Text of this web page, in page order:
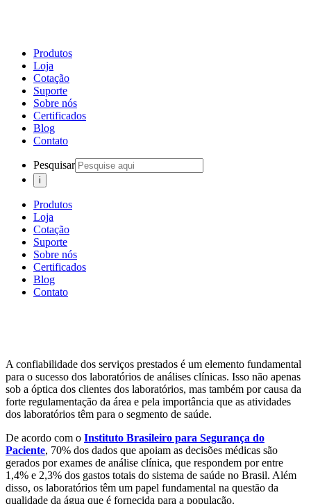
Produtos
Loja
Cotação
Suporte
Sobre nós
Certificados
Blog
Contato
Pesquisar
Produtos
Loja
Cotação
Suporte
Sobre nós
Certificados
Blog
Contato
A confiabilidade dos serviços prestados é um elemento fundamental
para o sucesso dos laboratórios de análises clínicas. Isso não apenas
sob a óptica dos clientes dos laboratórios, mas também por causa da
forte regulamentação da área e pela importância que as atividades
dos laboratórios têm para o segmento de saúde.
De acordo com o Instituto Brasileiro para Segurança do
Paciente, 70% dos dados que apoiam as decisões médicas são
gerados por exames de análise clínica, que respondem por entre
1,4% e 2,3% dos gastos totais do sistema de saúde no Brasil. Além
disso, os laboratórios têm um papel fundamental na questão da
qualidade da água que é fornecida para a população.